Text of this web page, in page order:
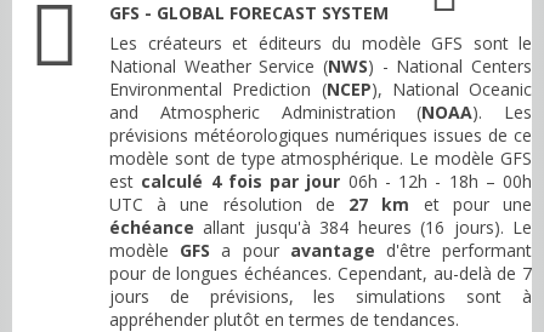
GFS - GLOBAL FORECAST SYSTEM
Les créateurs et éditeurs du modèle GFS sont le
National Weather Service (NWS) - National Centers
Environmental Prediction (NCEP), National Oceanic
and Atmospheric Administration (NOAA). Les
prévisions météorologiques numériques issues de ce
modèle sont de type atmosphérique. Le modèle GFS
est calculé 4 fois par jour 06h - 12h - 18h – 00h
UTC à une résolution de 27 km et pour une
échéance allant jusqu'à 384 heures (16 jours). Le
modèle GFS a pour avantage d'être performant
pour de longues échéances. Cependant, au-delà de 7
jours de prévisions, les simulations sont à
appréhender plutôt en termes de tendances.